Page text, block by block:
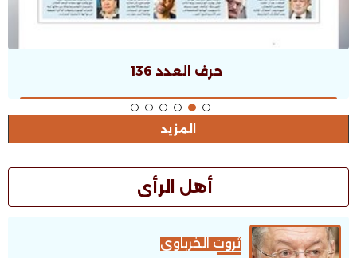
حرف العدد 135
المزيد
أهل الرأى
ثروت الخرباوى